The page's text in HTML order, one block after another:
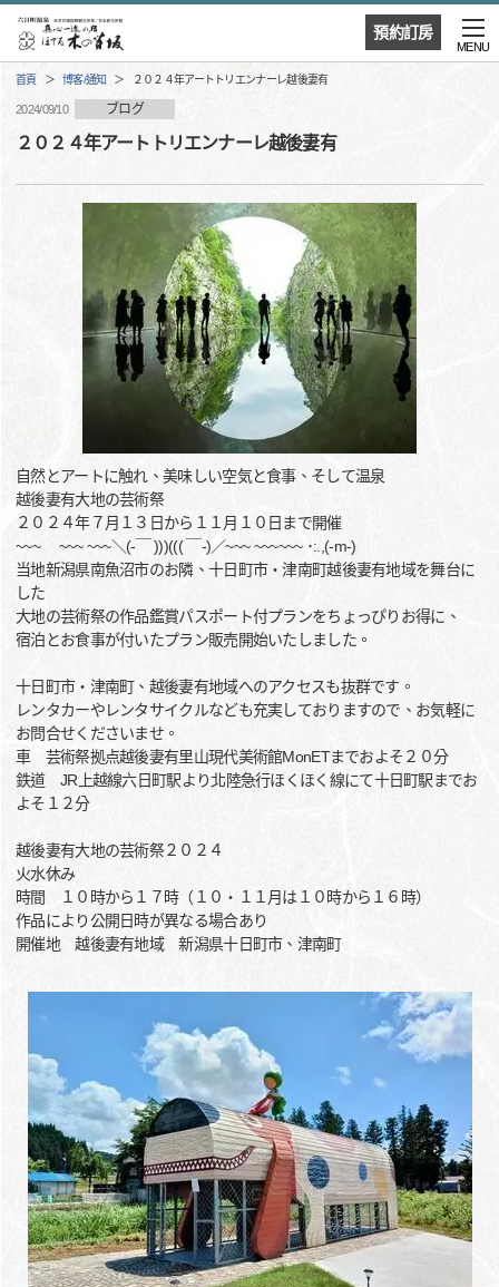
預約訂房
MENU
首頁 博客/通知 ２０２４年アートトリエンナーレ越後妻有
2024/09/10 ブログ
２０２４年アートトリエンナーレ越後妻有
自然とアートに触れ、美味しい空気と食事、そして温泉
越後妻有大地の芸術祭
２０２４年７月１３日から１１月１０日まで開催
~~~ ~~~ ~~~＼(‐￣ )))((( ￣‐)／~~~ ~~~~~~ ･:.,(-m-)
当地新潟県南魚沼市のお隣、十日町市・津南町越後妻有地域を舞台に
した
大地の芸術祭の作品鑑賞パスポート付プランをちょっぴりお得に、
宿泊とお食事が付いたプラン販売開始いたしました。
十日町市・津南町、越後妻有地域へのアクセスも抜群です。
レンタカーやレンタサイクルなども充実しておりますので、お気軽に
お問合せくださいませ。
車 芸術祭拠点越後妻有里山現代美術館MonETまでおよそ２０分
鉄道 JR上越線六日町駅より北陸急行ほくほく線にて十日町駅までお
よそ１２分
越後妻有大地の芸術祭２０２４
火水休み
時間 １０時から１７時（１０・１１月は１０時から１６時）
作品により公開日時が異なる場合あり
開催地 越後妻有地域 新潟県十日町市、津南町